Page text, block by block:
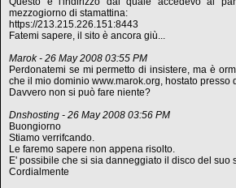
mezzogiorno di stamattina:
https://213.215.226.151:8443
Fatemi sapere, il sito è ancora giù...
Marok - 26 May 2008 03:55 PM
Perdonatemi se mi permetto di insistere, ma è
che il mio dominio www.marok.org, hostato presso
Davvero non si può fare niente?
Dnshosting - 26 May 2008 03:56 PM
Buongiorno
Stiamo verrifcando.
Le faremo sapere non appena risolto.
E' possibile che si sia danneggiato il disco del suo
Cordialmente